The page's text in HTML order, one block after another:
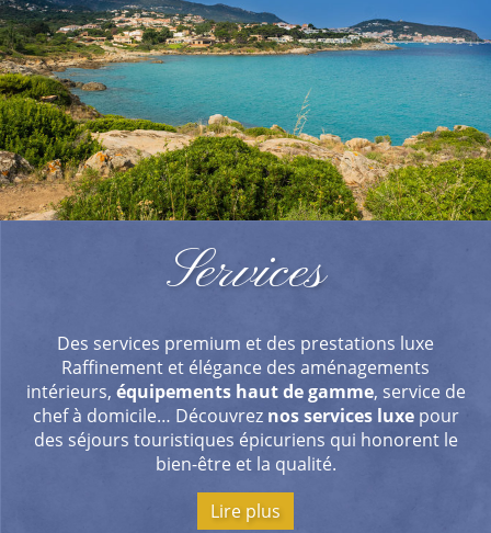
Services
Des services premium et des prestations luxe
Raffinement et élégance des aménagements
intérieurs, équipements haut de gamme, service de
chef à domicile… Découvrez nos services luxepour
des séjours touristiques épicuriens qui honorent le
bien-être et la qualité.
Lire plus